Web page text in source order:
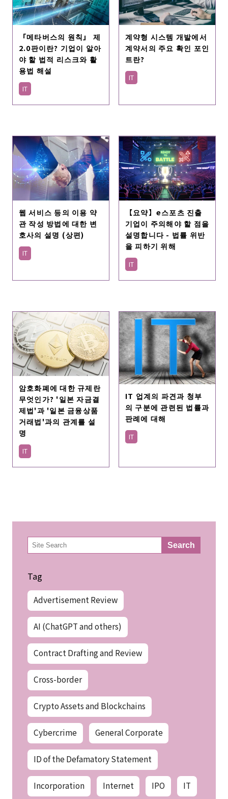
「메타버스의 원칙」 제
2.0판이란? 기업이 알아
야 할 법적 리스크와 활
용법 해설
IT
계약형 시스템 개발에서
계약서의 주요 확인 포인
트란?
IT
웹 서비스 등의 이용 약
관 작성 방법에 대한 변
호사의 설명 (상편)
IT
【요약】e스포츠 진출
기업이 주의해야 할 점을
설명합니다 - 법률 위반
을 피하기 위해
IT
암호화폐에 대한 규제란
무엇인가? '일본 자금결
제법'과 '일본 금융상품
거래법'과의 관계를 설
명
IT
IT 업계의 파견과 청부
의 구분에 관련된 법률과
판례에 대해
IT
検
索 Search
Tag
Advertisement Review
AI (ChatGPT and others)
Contract Drafting and Review
Cross-border
Crypto Assets and Blockchains
Cybercrime General Corporate
ID of the Defamatory Statement
Incorporation Internet IPO IT